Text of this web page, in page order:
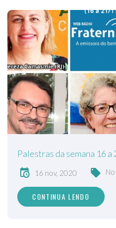
Palestras da semana 16
16 nov, 2020
CONTINUA LENDO